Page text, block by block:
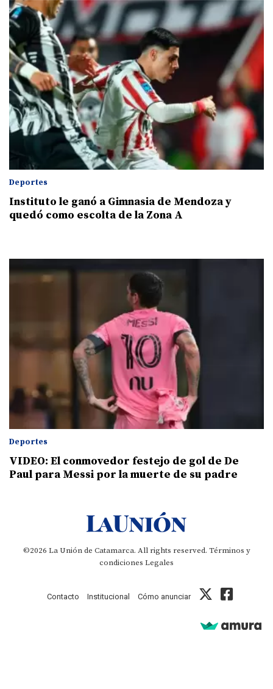
Deportes
Instituto le ganó a Gimnasia de Mendoza y
quedó como escolta de la Zona A
Deportes
VIDEO: El conmovedor festejo de gol de De
Paul para Messi por la muerte de su padre
©2026 La Unión de Catamarca. All rights reserved. Términos y
condiciones Legales
Contacto Institucional Cómo anunciar